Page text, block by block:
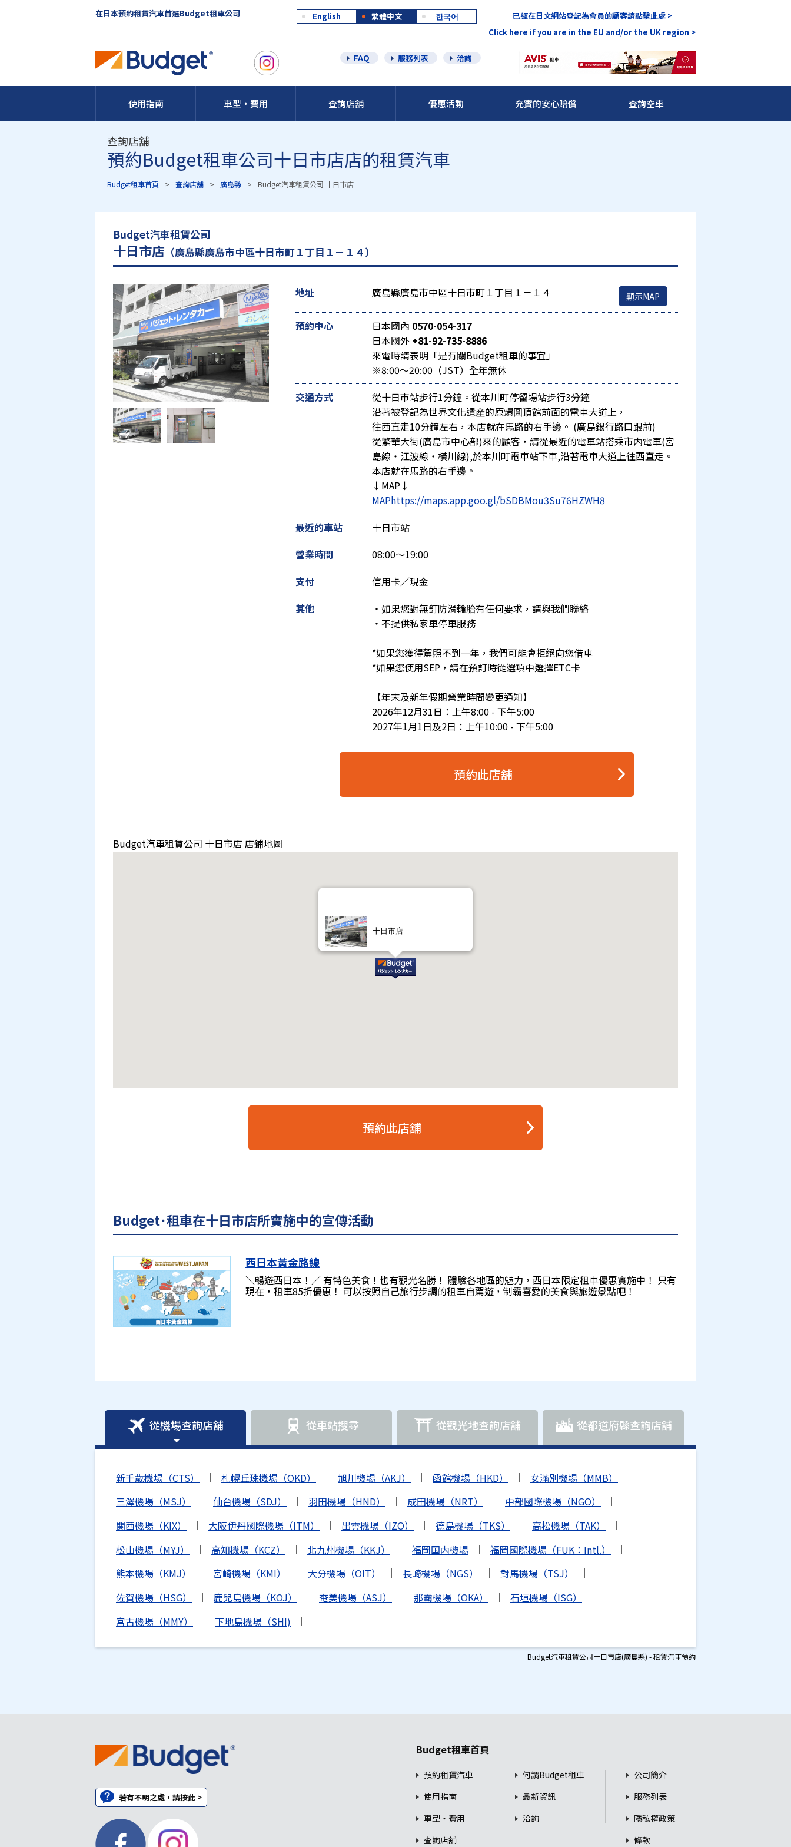
在日本預約租賃汽車首選Budget租車公司
已經在日文網站登記為會員的顧客請點擊此處 >
Click here if you are in the EU and/or the UK region >
English 繁體中文 한국어
FAQ 服務列表 洽詢
使用指南 車型・費用 查詢店舖 優惠活動 充實的安心賠償 查詢空車
查詢店舖
預約Budget租車公司十日市店店的租賃汽車
Budget租車首頁 查詢店舖 廣島縣 Budget汽車租賃公司 十日市店
Budget汽車租賃公司
十日市店 （廣島縣廣島市中區十日市町１丁目１－１４）
地址 廣島縣廣島市中區十日市町１丁目１－１４ 顯示MAP
預約中心 日本國內 0570-054-317
日本國外 +81-92-735-8886
來電時請表明「是有關Budget租車的事宜」
※8:00～20:00（JST）全年無休
交通方式
從十日市站步行1分鐘。從本川町停留場站步行3分鐘
沿著被登記為世界文化遺産的原爆圓頂館前面的電車大道上，
往西直走10分鐘左右，本店就在馬路的右手邊。 (廣島銀行路口跟前)
從繁華大街(廣島市中心部)來的顧客，請從最近的電車站搭乘市内電車(宮
島線・江波線・橫川線),於本川町電車站下車,沿著電車大道上往西直走。
本店就在馬路的右手邊。
↓MAP↓
MAPhttps://maps.app.goo.gl/bSDBMou3Su76HZWH8
最近的車站
十日市站
營業時間
08:00～19:00
支付
信用卡／現金
其他
・如果您對無釘防滑輪胎有任何要求，請與我們聯絡
・不提供私家車停車服務
*如果您獲得駕照不到一年，我們可能會拒絕向您借車
*如果您使用SEP，請在預訂時從選項中選擇ETC卡
【年末及新年假期營業時間變更通知】
2026年12月31日：上午8:00 - 下午5:00
2027年1月1日及2日：上午10:00 - 下午5:00
預約此店舖
Budget汽車租賃公司 十日市店 店鋪地圖
十日市店
預約此店舖
Budget･租車在十日市店所實施中的宣傳活動
西日本黃金路線
＼暢遊西日本！／ 有特色美食！也有觀光名勝！ 體驗各地區的魅力，西日本限定租車優惠實施中！ 只有
現在，租車85折優惠！ 可以按照自己旅行步調的租車自駕遊，制霸喜愛的美食與旅遊景點吧！
從機場查詢店舖 從車站搜尋 從觀光地查詢店舖 從都道府縣查詢店舖
新千歲機場（CTS） 札幌丘珠機場（OKD） 旭川機場（AKJ） 函館機場（HKD）
女滿別機場（MMB）
三澤機場（MSJ）
仙台機場（SDJ） 羽田機場（HND） 成田機場（NRT）
中部國際機場（NGO）
関西機場（KIX）
大阪伊丹國際機場（ITM） 出雲機場（IZO） 德島機場（TKS）
高松機場（TAK）
松山機場（MYJ）
高知機場（KCZ） 北九州機場（KKJ） 福岡国内機場
福岡國際機場（FUK：Intl.）
熊本機場（KMJ）
宮崎機場（KMI） 大分機場（OIT） 長崎機場（NGS）
對馬機場（TSJ）
佐賀機場（HSG）
鹿兒島機場（KOJ） 奄美機場（ASJ） 那霸機場（OKA）
石垣機場（ISG）
宮古機場（MMY）
下地島機場（SHI)
Budget汽車租賃公司十日市店(廣島縣) - 租賃汽車預約
若有不明之處，請按此 >
Budget租車首頁
預約租賃汽車
使用指南
車型・費用
查詢店舖
何謂Budget租車
最新資訊
洽詢
公司簡介
服務列表
隱私權政策
條款